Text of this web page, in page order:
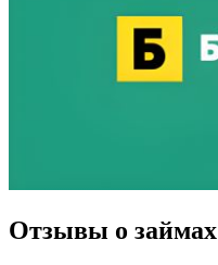
Отзывы о займах